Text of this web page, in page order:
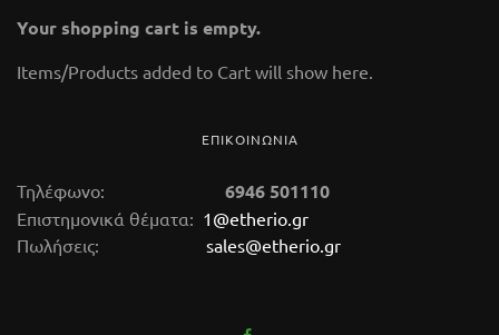
112 Glass Marble
9,5 cm. Kαυστήρας αρωματοθεραπείας
κατασκευασμένος από μάρμαρο. Στο κάτω μέρος
της συσκευής τοποθετούμε ένα μικρό κεράκι
Your shopping cart is empty.
Items/Products added to Cart will show here.
ΕΠΙΚΟΙΝΩΝΙΑ
Τηλέφωνο: 6946 501110
Επιστημονικά θέματα: 1@etherio.gr
Πωλήσεις: sales@etherio.gr